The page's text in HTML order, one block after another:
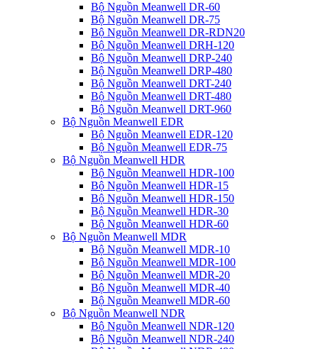
Bộ Nguồn Meanwell DR-60
Bộ Nguồn Meanwell DR-75
Bộ Nguồn Meanwell DR-RDN20
Bộ Nguồn Meanwell DRH-120
Bộ Nguồn Meanwell DRP-240
Bộ Nguồn Meanwell DRP-480
Bộ Nguồn Meanwell DRT-240
Bộ Nguồn Meanwell DRT-480
Bộ Nguồn Meanwell DRT-960
Bộ Nguồn Meanwell EDR
Bộ Nguồn Meanwell EDR-120
Bộ Nguồn Meanwell EDR-75
Bộ Nguồn Meanwell HDR
Bộ Nguồn Meanwell HDR-100
Bộ Nguồn Meanwell HDR-15
Bộ Nguồn Meanwell HDR-150
Bộ Nguồn Meanwell HDR-30
Bộ Nguồn Meanwell HDR-60
Bộ Nguồn Meanwell MDR
Bộ Nguồn Meanwell MDR-10
Bộ Nguồn Meanwell MDR-100
Bộ Nguồn Meanwell MDR-20
Bộ Nguồn Meanwell MDR-40
Bộ Nguồn Meanwell MDR-60
Bộ Nguồn Meanwell NDR
Bộ Nguồn Meanwell NDR-120
Bộ Nguồn Meanwell NDR-240